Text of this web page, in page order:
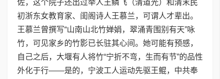
佐，这个院子还出过举人王鳞飞（清道光）和清末民
初浙东女教育家、闺阁诗人王慕兰，可谓人才辈出。
王慕兰曾撰写“山南山北竹婵娟，翠涌青围别有天”咏
竹，可见家乡的竹影已长驻其心间。她可能有预感，
自己之后，大堰有人将竹“宁折不弯，生而有节”的品性
外化于行——是的，宁波工人运动先驱王鲲，中共奉